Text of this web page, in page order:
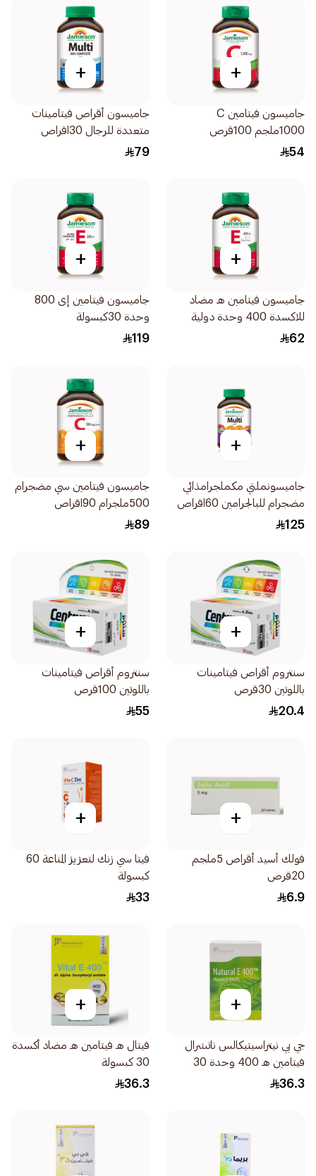
+
جاميسون فيتامين C
1000ملجم 100قرص
54
+
جاميسون أقراص فيتامينات
متعددة للرجال 30اقراص
79
+
جاميسون فيتامين هـ مضاد
للاكسدة 400 وحدة دولية
30اقراص
62
+
جاميسون فيتامين إى 800
وحدة 30كبسولة
119
+
جاميسونملتي مكملجرامذائي
مضجرام للبالجرامين 60اقراص
125
+
جاميسون فيتامين سي مضجرام
500ملجرام 90اقراص
89
+
سنتروم أقراص فيتامينات
باللوتين 30قرص
20.4
+
سنتروم أقراص فيتامينات
باللوتين 100قرص
55
+
فولك أسيد أقراص 5ملجم
20قرص
6.9
+
فيتا سي زنك لتعزيز المناعة 60
كبسولة
33
+
جي بي نيتراسيتيكالس ناتشرال
فيتامين هـ 400 وحدة 30
كبسولة
36.3
+
فيتال هـ فيتامين هـ مضاد أكسدة
30 كبسولة
36.3